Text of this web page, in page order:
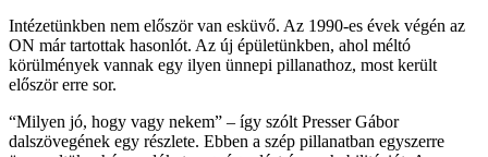
Intézetünkben nem először van esküvő. Az 1990-es évek végén az
ON már tartottak hasonlót. Az új épületünkben, ahol méltó
körülmények vannak egy ilyen ünnepi pillanathoz, most került
először erre sor.
“Milyen jó, hogy vagy nekem” – így szólt Presser Gábor
dalszövegének egy részlete. Ebben a szép pillanatban egyszerre